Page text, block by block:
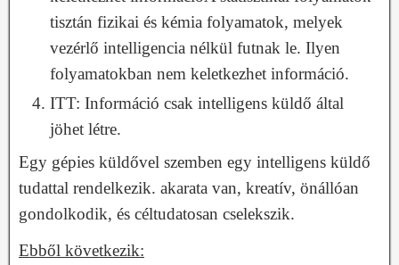
tisztán fizikai és kémia folyamatok, melyek
vezérlő intelligencia nélkül futnak le. Ilyen
folyamatokban nem keletkezhet információ.
ITT: Információ csak intelligens küldő által
jöhet létre.
Egy gépies küldővel szemben egy intelligens küldő
tudattal rendelkezik. akarata van, kreatív, önállóan
gondolkodik, és céltudatosan cselekszik.
Ebből következik: